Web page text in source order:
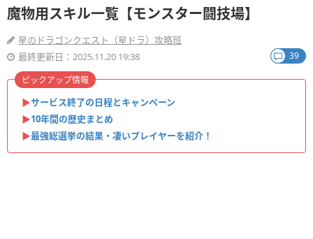
魔物用スキル一覧【モンスター闘技場】
星のドラゴンクエスト（星ドラ）攻略班
最終更新日：2025.11.20 19:38
39
▶︎サービス終了の日程とキャンペーン
▶︎10年間の歴史まとめ
▶︎最強総選挙の結果・凄いプレイヤーを紹介！
ピックアップ情報